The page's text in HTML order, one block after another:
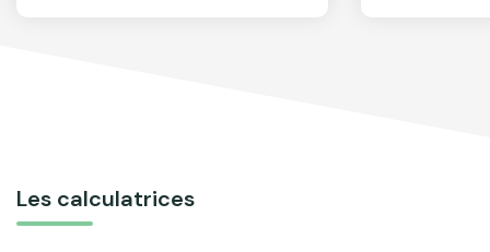
Les calculatrices